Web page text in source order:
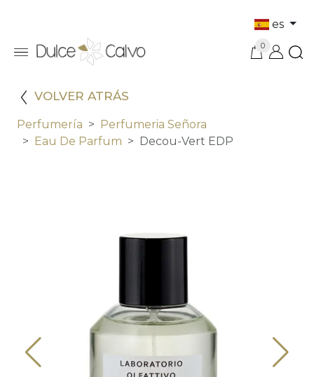
es
0
VOLVER ATRÁS
Perfumería
Perfumeria Señora
Eau De Parfum
Decou-Vert EDP